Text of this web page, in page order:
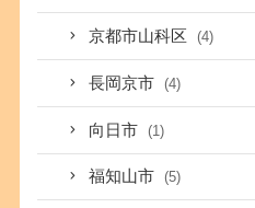
京都市山科区 (4)
長岡京市 (4)
向日市 (1)
福知山市 (5)